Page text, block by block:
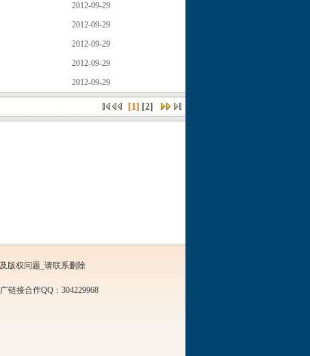
2012-09-29
2012-09-29
2012-09-29
2012-09-29
2012-09-29
[1] [2]
版权问题_请联系删除
链接合作QQ：304229968